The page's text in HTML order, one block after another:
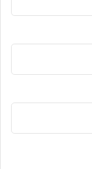
یافت.»
امت خود، همت می